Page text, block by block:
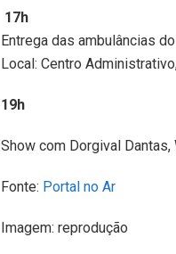
17h
Entrega das ambulâncias
Local: Centro
19h
Show com Dorgival
Fonte: Portal no Ar
Imagem: reprodução